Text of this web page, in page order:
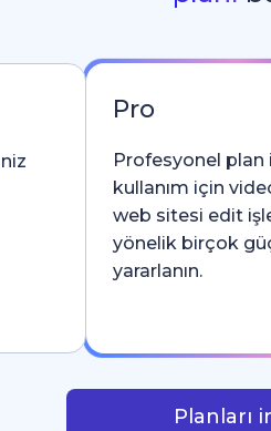
Pro
Profesyonel plan
kullanım için
web sitesi edit
yönelik birçok
yararlanın.
Planları